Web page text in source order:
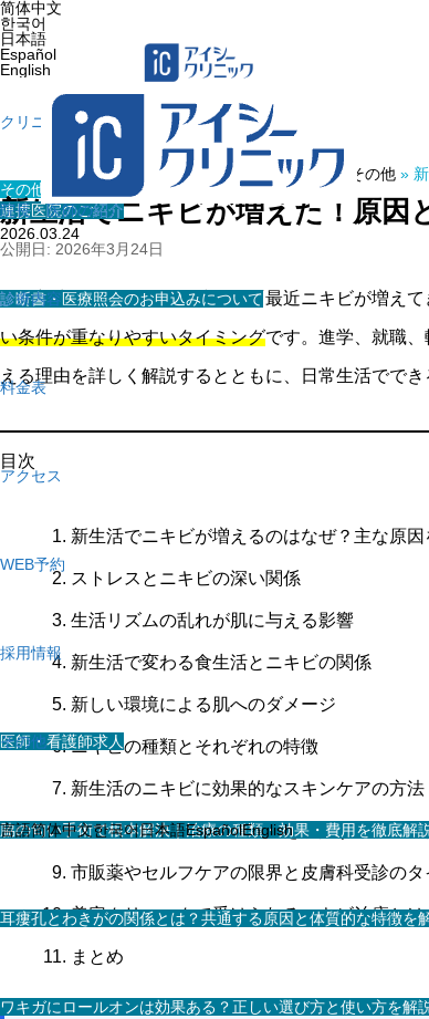
简体中文
한국어
日本語
Español
English
クリニック紹介
連携医院のご紹介
診断書・医療照会のお申込みについて
院長・医師の紹介
診療内容
料金表
アクセス
WEB予約
採用情報
医師・看護師求人
スタッフ求人
その他
脇の匂い手術で根本解決｜治療の種類・効果・費用を徹底解
耳瘻孔とわきがの関係とは？共通する原因と体質的な特徴を
ワキガにロールオンは効果ある？正しい選び方と使い方を解
言語简体中文한국어日本語EspañolEnglish
ホーム 医療コラム » その他 »
その他
新生活でニキビが増えた！原因
2026.03.24
公開日: 2026年3月24日
春の新生活が始まると同時に、「最近ニキビが増え
い条件が重なりやすいタイミングです。進学、就職
える理由を詳しく解説するとともに、日常生活でで
目次
新生活でニキビが増えるのはなぜ？主な原因
ストレスとニキビの深い関係
生活リズムの乱れが肌に与える影響
新生活で変わる食生活とニキビの関係
新しい環境による肌へのダメージ
ニキビの種類とそれぞれの特徴
新生活のニキビに効果的なスキンケアの方法
食事・睡眠・運動でニキビを予防する生活習
市販薬やセルフケアの限界と皮膚科受診のタ
美容クリニックで受けられるニキビ治療とは
まとめ